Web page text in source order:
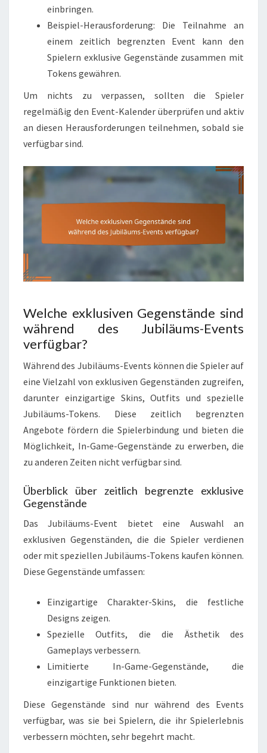
einbringen.
Beispiel-Herausforderung: Die Teilnahme an
einem zeitlich begrenzten Event kann den
Spielern exklusive Gegenstände zusammen mit
Tokens gewähren.
Um nichts zu verpassen, sollten die Spieler
regelmäßig den Event-Kalender überprüfen und aktiv
an diesen Herausforderungen teilnehmen, sobald sie
verfügbar sind.
Welche exklusiven Gegenstände sind
während des Jubiläums-Events
verfügbar?
Während des Jubiläums-Events können die Spieler auf
eine Vielzahl von exklusiven Gegenständen zugreifen,
darunter einzigartige Skins, Outfits und spezielle
Jubiläums-Tokens. Diese zeitlich begrenzten
Angebote fördern die Spielerbindung und bieten die
Möglichkeit, In-Game-Gegenstände zu erwerben, die
zu anderen Zeiten nicht verfügbar sind.
Überblick über zeitlich begrenzte exklusive
Gegenstände
Das Jubiläums-Event bietet eine Auswahl an
exklusiven Gegenständen, die die Spieler verdienen
oder mit speziellen Jubiläums-Tokens kaufen können.
Diese Gegenstände umfassen:
Einzigartige Charakter-Skins, die festliche
Designs zeigen.
Spezielle Outfits, die die Ästhetik des
Gameplays verbessern.
Limitierte In-Game-Gegenstände, die
einzigartige Funktionen bieten.
Diese Gegenstände sind nur während des Events
verfügbar, was sie bei Spielern, die ihr Spielerlebnis
verbessern möchten, sehr begehrt macht.